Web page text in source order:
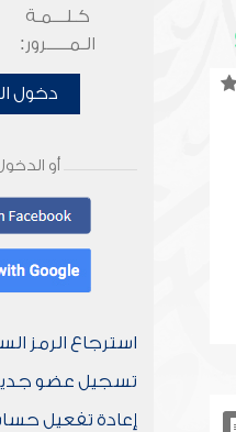
كـلـــمـة
الـمـــــرور:
دخول
أو
استرجاع الرمز
تسجيل عضو
إعادة تفعيل